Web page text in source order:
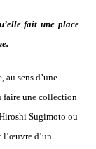
fait une place
au sens d’une
faire une collection
Sugimoto ou
l’œuvre d’un